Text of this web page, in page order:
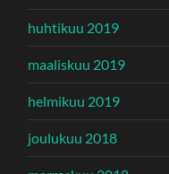
huhtikuu 2019
maaliskuu 2019
helmikuu 2019
joulukuu 2018